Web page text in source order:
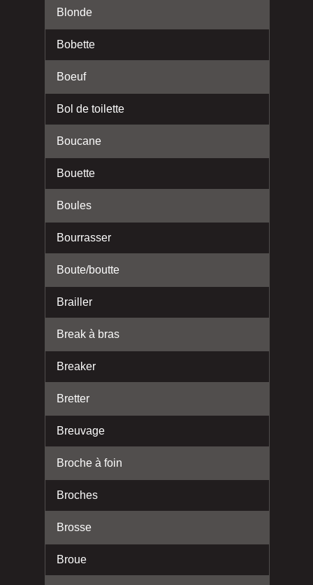
Blonde
Bobette
Boeuf
Bol de toilette
Boucane
Bouette
Boules
Bourrasser
Boute/boutte
Brailler
Break à bras
Breaker
Bretter
Breuvage
Broche à foin
Broches
Brosse
Broue